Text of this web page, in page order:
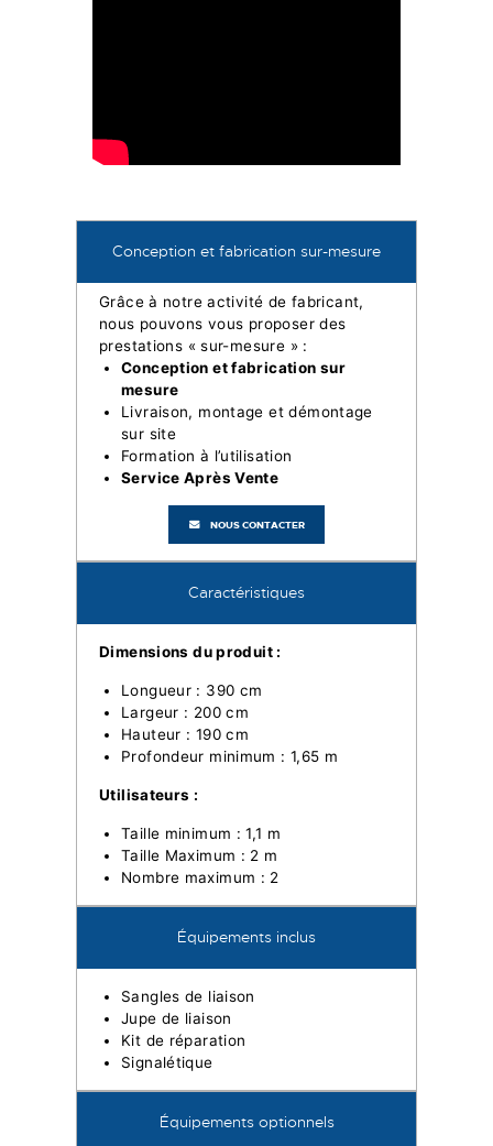
Conception et fabrication sur-mesure
Grâce à notre activité de fabricant,
nous pouvons vous proposer des
prestations « sur-mesure » :
Conception et fabrication sur
mesure
Livraison, montage et démontage
sur site
Formation à l’utilisation
Service Après Vente
NOUS CONTACTER
Caractéristiques
Dimensions du produit :
Longueur : 390 cm
Largeur : 200 cm
Hauteur : 190 cm
Profondeur minimum : 1,65 m
Utilisateurs :
Taille minimum : 1,1 m
Taille Maximum : 2 m
Nombre maximum : 2
Équipements inclus
Sangles de liaison
Jupe de liaison
Kit de réparation
Signalétique
Équipements optionnels